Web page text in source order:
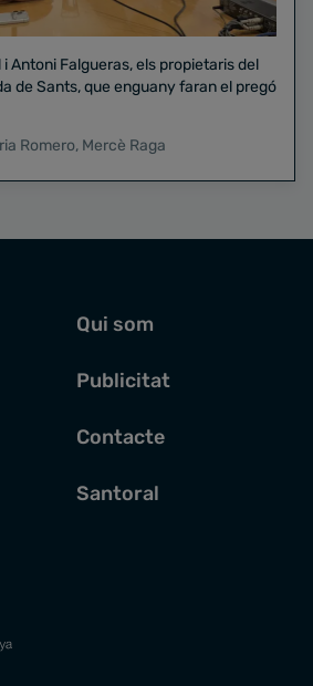
Antoni Falgueras, els propietaris del
Romero, Mercè Raga
Qui som
Publicitat
Contacte
Santoral